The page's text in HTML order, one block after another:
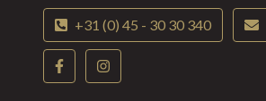
+31 (0) 45 - 30 30 340